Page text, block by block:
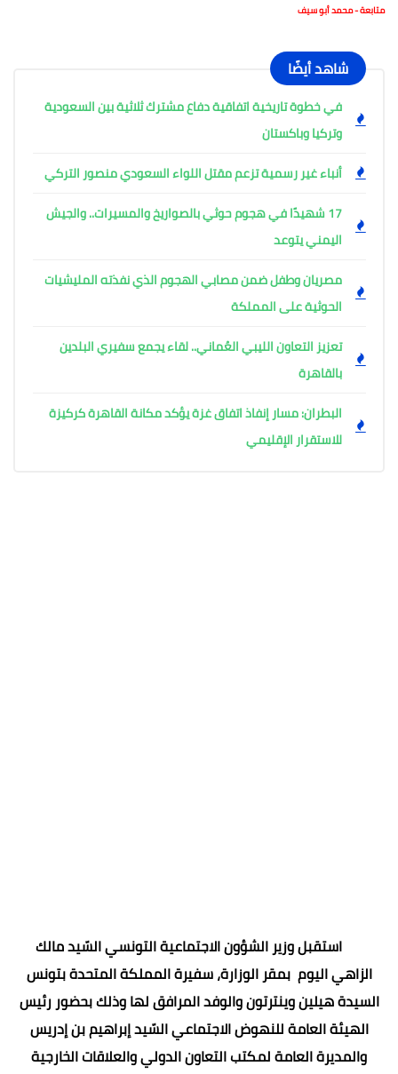
متابعة - محمد أبو سيف
شاهد أيضًا
في خطوة تاريخية اتفاقية دفاع مشترك ثلاثية بين السعودية
وتركيا وباكستان
أنباء غير رسمية تزعم مقتل اللواء السعودي منصور التركي
17 شهيدًا في هجوم حوثي بالصواريخ والمسيرات.. والجيش
اليمني يتوعد
مصريان وطفل ضمن مصابي الهجوم الذي نفذته المليشيات
الحوثية على المملكة
تعزيز التعاون الليبي العُماني.. لقاء يجمع سفيري البلدين
بالقاهرة
البطران: مسار إنفاذ اتفاق غزة يؤكد مكانة القاهرة كركيزة
للاستقرار الإقليمي
استقبل وزير الشؤون الاجتماعية التونسي السّيد مالك
الزاهي اليوم بمقر الوزارة، سفيرة المملكة المتحدة بتونس
السيدة هيلين وينترتون والوفد المرافق لها وذلك بحضور رئيس
الهيئة العامة للنهوض الاجتماعي السّيد إبراهيم بن إدريس
والمديرة العامة لمكتب التعاون الدولي والعلاقات الخارجية